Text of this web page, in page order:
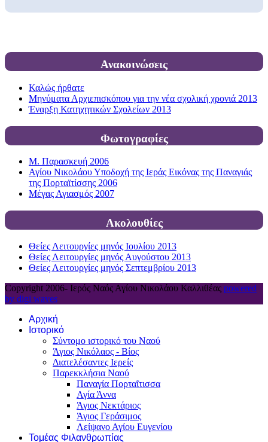
Ανακοινώσεις
Καλώς ήρθατε
Μηνύματα Αρχιεπισκόπου για την νέα σχολική χρονιά 2013
Έναρξη Κατηχητικών Σχολείων 2013
Φωτογραφίες
Μ. Παρασκευή 2006
Αγίου Νικολάου Υποδοχή της Ιεράς Εικόνας της Παναγιάς
της Πορταϊτίσσης 2006
Μέγας Αγιασμός 2007
Ακολουθίες
Θείες Λειτουργίες μηνός Ιουλίου 2013
Θείες Λειτουργίες μηνός Αυγούστου 2013
Θείες Λειτουργίες μηνός Σεπτεμβρίου 2013
Copyright 2006- Ιερός Ναός Αγίου Νικολάου Καλλιθέας powered
by digi waves
Αρχική
Ιστορικό
Σύντομο ιστορικό του Ναού
Άγιος Νικόλαος - Βίος
Διατελέσαντες Ιερείς
Παρεκκλήσια Ναού
Παναγία Πορταΐτισσα
Αγία Άννα
Άγιος Νεκτάριος
Άγιος Γεράσιμος
Λείψανο Αγίου Ευγενίου
Τομέας Φιλανθρωπίας